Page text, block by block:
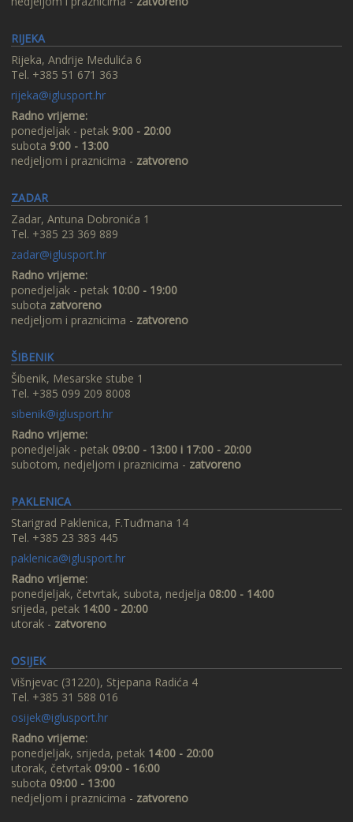
RIJEKA
Rijeka, Andrije Medulića 6
Tel. +385 51 671 363
rijeka@iglusport.hr
Radno vrijeme:
ponedjeljak - petak 9:00 - 20:00
subota 9:00 - 13:00
nedjeljom i praznicima - zatvoreno
ZADAR
Zadar, Antuna Dobronića 1
Tel. +385 23 369 889
zadar@iglusport.hr
Radno vrijeme:
ponedjeljak - petak 10:00 - 19:00
subota zatvoreno
nedjeljom i praznicima - zatvoreno
ŠIBENIK
Šibenik, Mesarske stube 1
Tel. +385 099 209 8008
sibenik@iglusport.hr
Radno vrijeme:
ponedjeljak - petak 09:00 - 13:00 i 17:00 - 20:00
subotom, nedjeljom i praznicima - zatvoreno
PAKLENICA
Starigrad Paklenica, F.Tuđmana 14
Tel. +385 23 383 445
paklenica@iglusport.hr
Radno vrijeme:
ponedjeljak, četvrtak, subota, nedjelja 08:00 - 14:00
srijeda, petak 14:00 - 20:00
utorak - zatvoreno
OSIJEK
Višnjevac (31220), Stjepana Radića 4
Tel. +385 31 588 016
osijek@iglusport.hr
Radno vrijeme:
ponedjeljak, srijeda, petak 14:00 - 20:00
utorak, četvrtak 09:00 - 16:00
subota 09:00 - 13:00
nedjeljom i praznicima - zatvoreno